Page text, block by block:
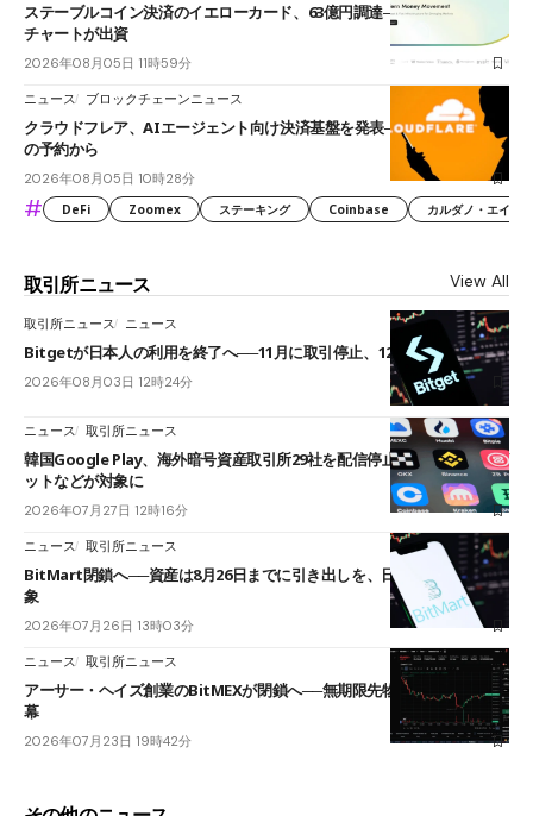
ステーブルコイン決済のイエローカード、63億円調達──ソニーやスタン
チャートが出資
2026年08月05日 11時59分
ニュース ブロックチェーンニュース
クラウドフレア、AIエージェント向け決済基盤を発表──まずハンドル名
の予約から
2026年08月05日 10時28分
# DeFi Zoomex ステーキング Coinbase カルダノ・エイ
取引所ニュース View All
取引所ニュース ニュース
Bitgetが日本人の利用を終了へ──11月に取引停止、12月末に強制決済
2026年08月03日 12時24分
ニュース 取引所ニュース
韓国Google Play、海外暗号資産取引所29社を配信停止──OKXやバイビ
ットなどが対象に
2026年07月27日 12時16分
ニュース 取引所ニュース
BitMart閉鎖へ──資産は8月26日までに引き出しを、日本人利用者も対
象
2026年07月26日 13時03分
ニュース 取引所ニュース
アーサー・ヘイズ創業のBitMEXが閉鎖へ──無期限先物を生んだ11年に
幕
2026年07月23日 19時42分